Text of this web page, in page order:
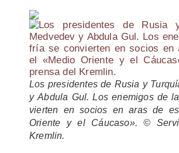
Los pre­si­den­tes de Rusia y
y Abdu­la Gul. Los enemi­gos de
vier­ten en socios en aras de
Orien­te y el Cáu­ca­so». ©
Kremlin.